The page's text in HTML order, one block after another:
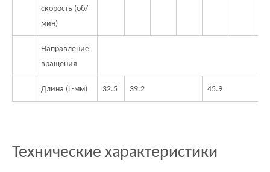
скорость (об/
мин)
Направление
вращения
Длина (L-мм) 32.5 39.2 45.9
Технические характеристики